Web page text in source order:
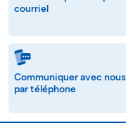
courriel
Communiquer avec nous
par téléphone